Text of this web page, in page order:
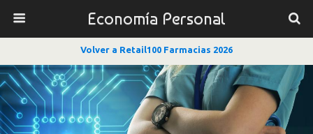
Economía Personal
Volver a Retail100 Farmacias 2026